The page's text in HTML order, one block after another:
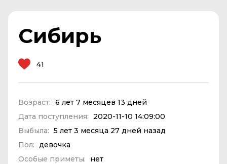
Сибирь
41
Возраст: 6 лет 7 месяцев 13 дней
Дата поступления:
2020-11-10 14:09:00
Выбыла: 5 лет 3 месяца 27 дней назад
Пол: девочка
Особые приметы:
нет